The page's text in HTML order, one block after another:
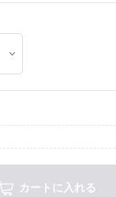
カートに入れる